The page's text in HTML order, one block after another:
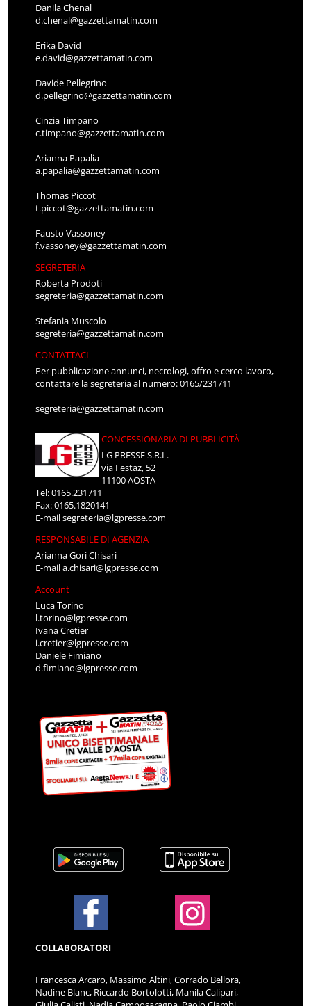
Danila Chenal
d.chenal@gazzettamatin.com
Erika David
e.david@gazzettamatin.com
Davide Pellegrino
d.pellegrino@gazzettamatin.com
Cinzia Timpano
c.timpano@gazzettamatin.com
Arianna Papalia
a.papalia@gazzettamatin.com
Thomas Piccot
t.piccot@gazzettamatin.com
Fausto Vassoney
f.vassoney@gazzettamatin.com
SEGRETERIA
Roberta Prodoti
segreteria@gazzettamatin.com
Stefania Muscolo
segreteria@gazzettamatin.com
CONTATTACI
Per pubblicazione annunci, necrologi, offro e cerco lavoro,
contattare la segreteria al numero: 0165/231711
segreteria@gazzettamatin.com
CONCESSIONARIA DI PUBBLICITÀ
LG PRESSE S.R.L.
via Festaz, 52
11100 AOSTA
Tel: 0165.231711
Fax: 0165.1820141
E-mailsegreteria@lgpresse.com
RESPONSABILE DI AGENZIA
Arianna Gori Chisari
E-maila.chisari@lgpresse.com
Account
Luca Torino
l.torino@lgpresse.com
Ivana Cretier
i.cretier@lgpresse.com
Daniele Fimiano
d.fimiano@lgpresse.com
COLLABORATORI
Francesca Arcaro, Massimo Altini, Corrado Bellora,
Nadine Blanc, Riccardo Bortolotti, Manila Calipari,